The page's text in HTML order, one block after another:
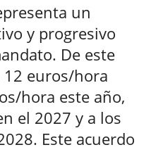
un
y progresivo
De este
12 euros/hora
hora este año,
el 2027 y a los
Este acuerdo